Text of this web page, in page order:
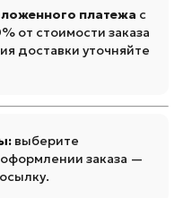
платежа с
от стоимости заказа
доставки уточняйте
выберите
заказа —